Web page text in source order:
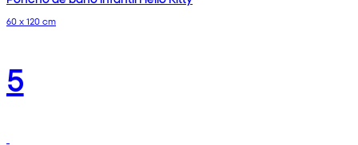
60 x 120 cm
5